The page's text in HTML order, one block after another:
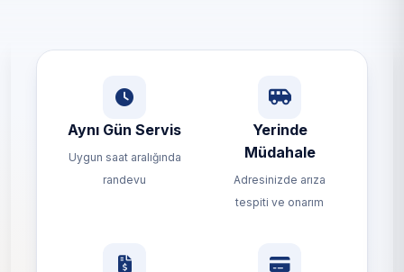
Aynı Gün Servis
Uygun saat aralığında
randevu
Yerinde
Müdahale
Adresinizde arıza
tespiti ve onarım